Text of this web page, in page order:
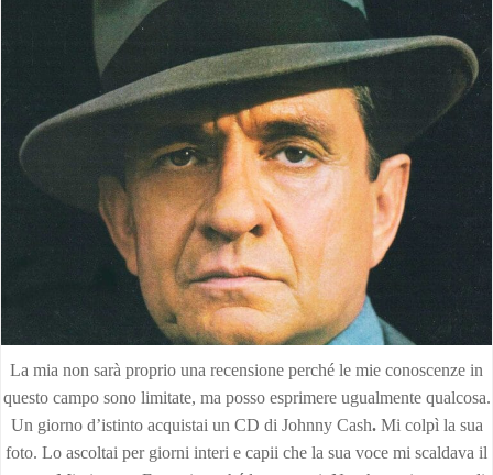
La mia non sarà proprio una recensione perché le mie conoscenze in
questo campo sono limitate, ma posso esprimere ugualmente qualcosa.
Un giorno d’istinto acquistai un CD di Johnny Cash.Mi colpì la sua
foto. Lo ascoltai per giorni interi e capii che la sua voce mi scaldava il